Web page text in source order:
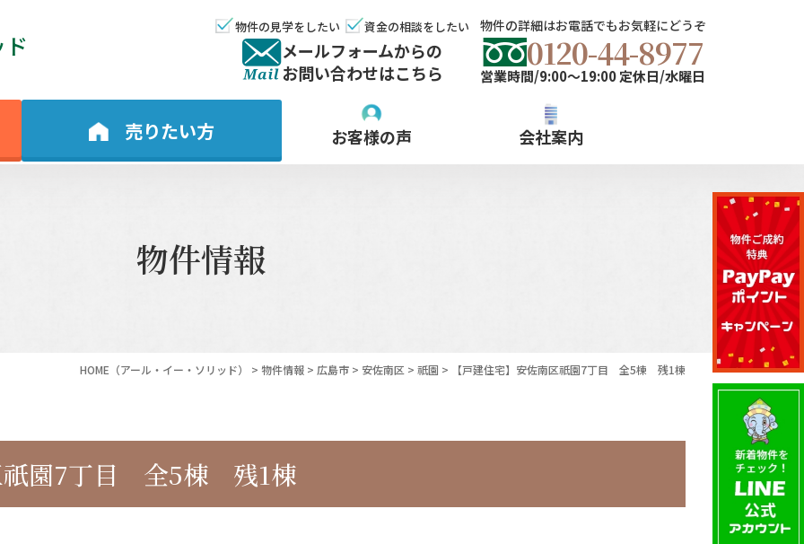
物件の見学をしたい 資金の相談をしたい
メールフォームからの
お問い合わせはこちら
物件の詳細はお電話でもお気軽にどうぞ
0120-44-8977
営業時間/9:00～19:00 定休日/水曜日
売りたい方 お客様の声 会社案内
物件情報
HOME （アール・イー・ソリッド） > 物件情報 > 広島市 > 安佐南区 > 祇園 > 【戸建住宅】安佐南区祇園7丁目 全5棟 残1棟
祇園7丁目 全5棟 残1棟